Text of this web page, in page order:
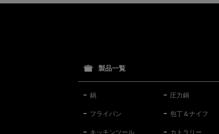
製品一覧
鍋
フライパン
キッチンツール
圧力鍋
包丁＆ナイフ
カトラリー